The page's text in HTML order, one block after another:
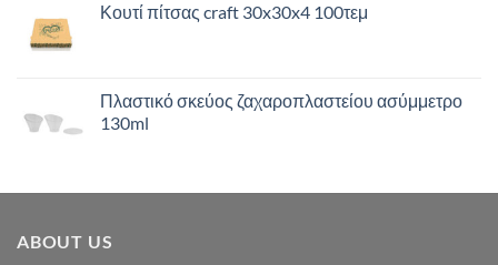
Κουτί πίτσας craft 30x30x4 100τεμ
Πλαστικό σκεύος ζαχαροπλαστείου ασύμμετρο
130ml
ABOUT US